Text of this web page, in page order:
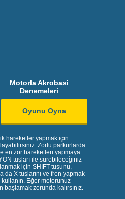
Motorla Akrobasi
Denemeleri
Oyunu Oyna
hareketler yapmak için
Zorlu parkurlarda
en zor hareketleri yapmaya
tuşları ile sürebileceğiniz
için SHIFT tuşunu,
da X tuşlarını ve fren yapmak
Eğer motorunuz
zorunda kalırsınız.